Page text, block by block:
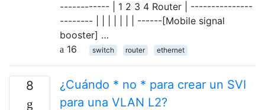
------------ | 1 2 3 4 Router | ---------------
-------- | | | | | | | ------[Mobile signal
booster] …
16
switch router ethernet
8
¿Cuándo * no * para crear un SVI
para una VLAN L2?